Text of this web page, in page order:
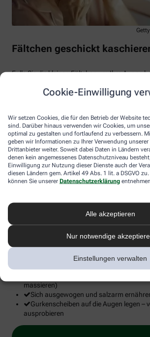
Cookie-Einwilligung
Wir setzen Cookies, die für den Betrieb der Website
sind. Darüber hinaus verwenden wir Cookies, um
optimal zu gestalten und fortlaufend zu verbessern.
geben wir Informationen zu Ihrer Verwendung unserer
Drittanbieter weiter. Soweit dabei Daten in Ländern
denen kein angemessenes Datenschutzniveau
Einwilligung zur Nutzung dieser Dienste auch der
diesen Ländern gem. Artikel 49 Abs. 1 lit. a DSGVO
können Sie unserer Datenschutzerklärung
Alle akzeptieren
Nur notwendige
Einstellungen verwalten
Fältchen geschickt
Falls Sie die kleinen Fältchen um Ihre Augen
zu Produkten mit Hyaluronsäure, Vitamin C
wegzaubern. Aufhellende Texturen können
Pigmentierung der Haut kaschieren. Tragen
und klopfen Sie sie sanft mit den Fingern in
Sie zum Schluss einen prüfenden Blick in den
wirkt das Verwöhnprogramm bereits – und
jetzt auch wie Sterne …
munter
oder keinen Alkohol
Auf ausreichend Schlaf achten und
massieren)
Sich ausgewogen und salzarm
Gurkenscheiben auf die Augen legen –
ausprobieren